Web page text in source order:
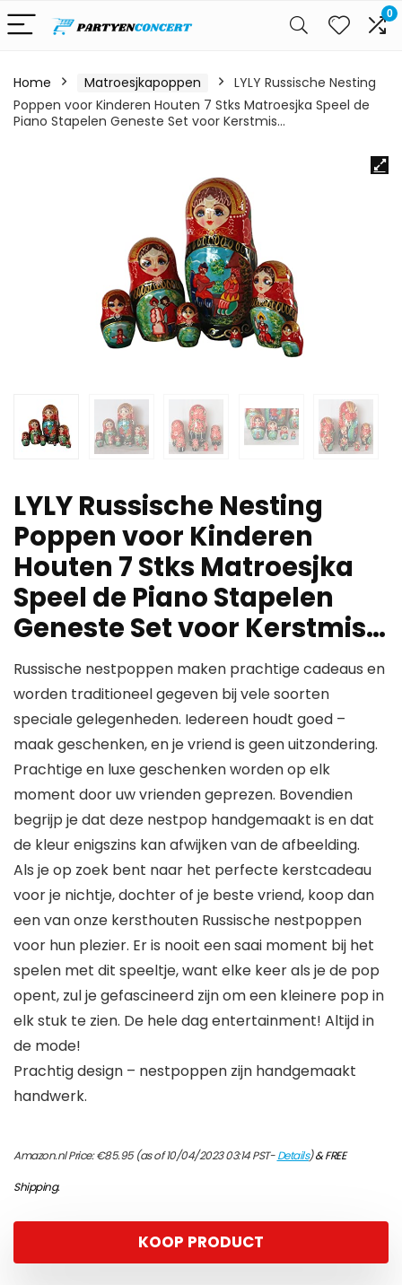
0
Home Matroesjkapoppen
LYLY Russische Nesting
Poppen voor Kinderen Houten 7 Stks Matroesjka Speel de
Piano Stapelen Geneste Set voor Kerstmis…
LYLY Russische Nesting
Poppen voor Kinderen
Houten 7 Stks Matroesjka
Speel de Piano Stapelen
Geneste Set voor Kerstmis…
Russische nestpoppen maken prachtige cadeaus en
worden traditioneel gegeven bij vele soorten
speciale gelegenheden. Iedereen houdt goed –
maak geschenken, en je vriend is geen uitzondering.
Prachtige en luxe geschenken worden op elk
moment door uw vrienden geprezen. Bovendien
begrijp je dat deze nestpop handgemaakt is en dat
de kleur enigszins kan afwijken van de afbeelding.
Als je op zoek bent naar het perfecte kerstcadeau
voor je nichtje, dochter of je beste vriend, koop dan
een van onze kersthouten Russische nestpoppen
voor hun plezier. Er is nooit een saai moment bij het
spelen met dit speeltje, want elke keer als je de pop
opent, zul je gefascineerd zijn om een kleinere pop in
elk stuk te zien. De hele dag entertainment! Altijd in
de mode!
Prachtig design – nestpoppen zijn handgemaakt
handwerk.
Amazon.nl Price:€85.95(as of 10/04/2023 03:14 PST-Details)&FREE
Shipping.
KOOP PRODUCT